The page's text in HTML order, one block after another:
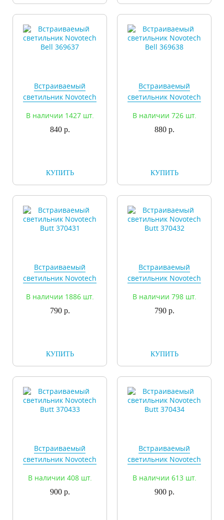
Встраиваемый
светильник Novotech
В наличии 1427 шт.
840 р.
КУПИТЬ
Встраиваемый
светильник Novotech
В наличии 726 шт.
880 р.
КУПИТЬ
Встраиваемый
светильник Novotech
В наличии 1886 шт.
790 р.
КУПИТЬ
Встраиваемый
светильник Novotech
В наличии 798 шт.
790 р.
КУПИТЬ
Встраиваемый
светильник Novotech
В наличии 408 шт.
900 р.
Встраиваемый
светильник Novotech
В наличии 613 шт.
900 р.